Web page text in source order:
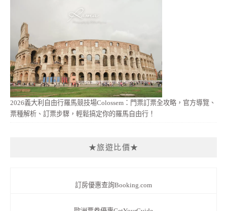
2026義大利自由行羅馬競技場Colossem：門票訂票全攻略，官方導覽、
票種解析、訂票步驟，輕鬆搞定你的羅馬自由行！
★旅遊比價★
訂房優惠查詢Booking.com